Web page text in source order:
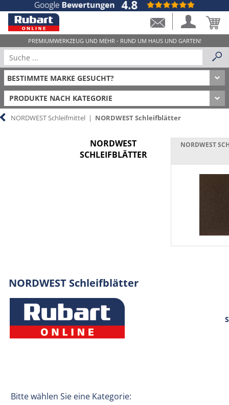
PRODUKTE NACH KATEGORIE
NORDWEST Schleifmittel | NORDWEST Schleifblätter
NORDWEST
SCHLEIFBLÄTTER
NORDWEST
NORDWEST Schleifblätter
Bitte wählen Sie eine Kategorie: